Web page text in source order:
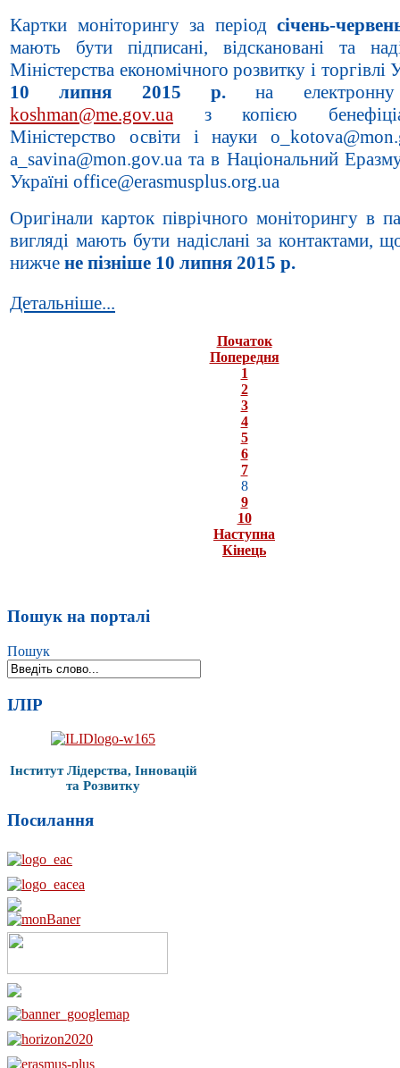
Картки моніторингу за період січень-
мають бути підписані, відскановані та
Міністерства економічного розвитку і торгівлі
10 липня 2015 р. на
koshman@me.gov.ua з копією
Міністерство освіти і науки
a_savina@mon.gov.ua та в Національний
Україні office@erasmusplus.org.ua
Оригінали карток піврічного моніторингу в
вигляді мають бути надіслані за контактами,
нижче не пізніше 10 липня 2015 р.
Детальніше...
Початок
Попередня
1
2
3
4
5
6
7
8
9
10
Наступна
Кінець
Пошук на порталі
Пошук
ІЛІР
Інститут Лідерства, Інновацій
та Розвитку
Посилання